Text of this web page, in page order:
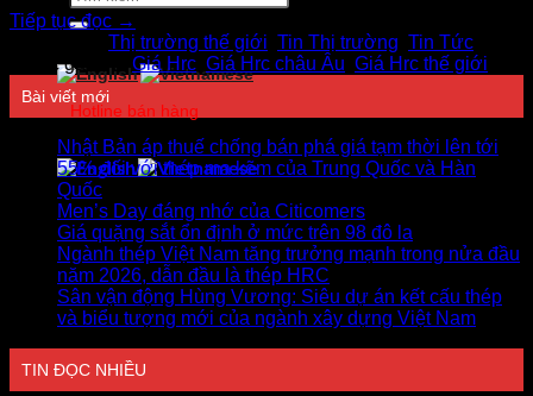
kiếm:
Hotline bán hàng
Tiếp tục đọc →
Thị trường thế giới Tin Thị trường Tin Tức
Được gắn thẻGiá Hrc Giá Hrc châu Âu Giá Hrc thế giới
Bài viết mới
Nhật Bản áp thuế chống bán phá giá tạm thời lên tới
55% đối với thép mạ kẽm của Trung Quốc và Hàn
Quốc
Men’s Day đáng nhớ của Citicomers
Giá quặng sắt ổn định ở mức trên 98 đô la
Ngành thép Việt Nam tăng trưởng mạnh trong nửa đầu
năm 2026, dẫn đầu là thép HRC
Sân vận động Hùng Vương: Siêu dự án kết cấu thép
và biểu tượng mới của ngành xây dựng Việt Nam
TIN ĐỌC NHIỀU